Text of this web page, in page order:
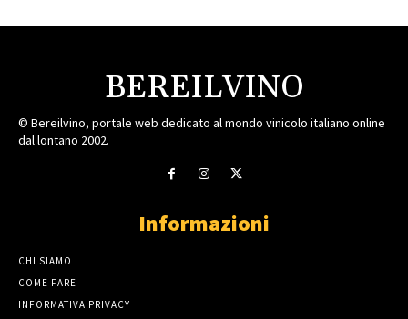
BEREILVINO
© Bereilvino, portale web dedicato al mondo vinicolo italiano online
dal lontano 2002.
Informazioni
CHI SIAMO
COME FARE
INFORMATIVA PRIVACY